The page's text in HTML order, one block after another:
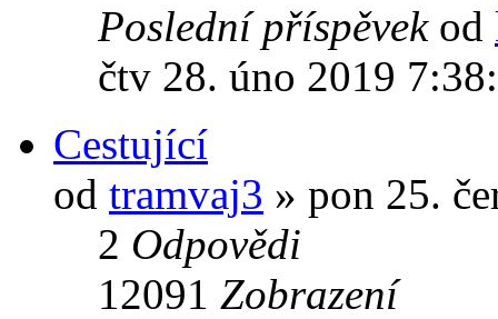
Poslední příspěvek od
čtv 28. úno 2019
Cestující
od tramvaj3 » pon 25.
2 Odpovědi
12091 Zobrazení